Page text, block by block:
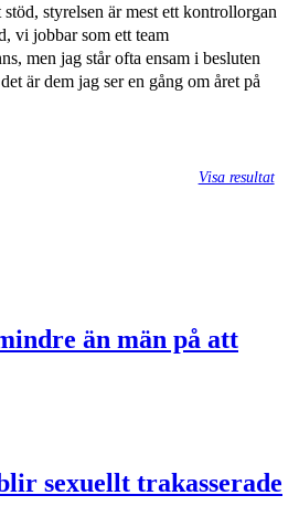
styrelsen är mest ett kontrollorgan
vi jobbar som ett team
men jag står ofta ensam i besluten
är dem jag ser en gång om året på
Visa resultat
än män på att
sexuellt trakasserade